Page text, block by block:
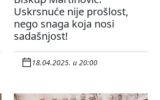
Uskrsnuće nije prošlost,
nego snaga koja nosi
sadašnjost!
18.04.2025. u 20:00